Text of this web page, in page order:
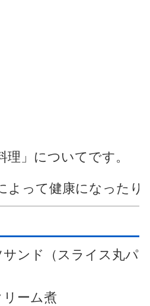
理」についてです。
よって健康になった
ンド（スライス丸パ
ーム煮